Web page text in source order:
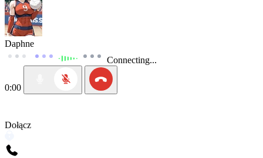
Daphne
Connecting...
0:00
Dołącz